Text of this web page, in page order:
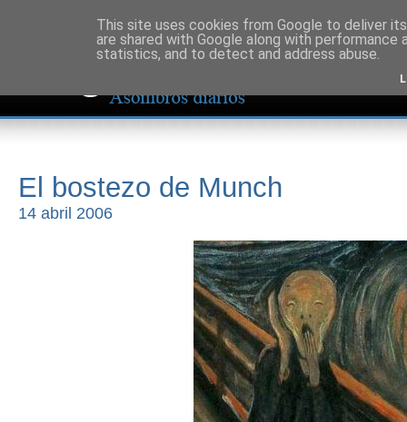
El bostezo de Munch
14 abril 2006
This site uses cookies from Google to deliver
are shared with Google along with
statistics, and to detect and address abuse.